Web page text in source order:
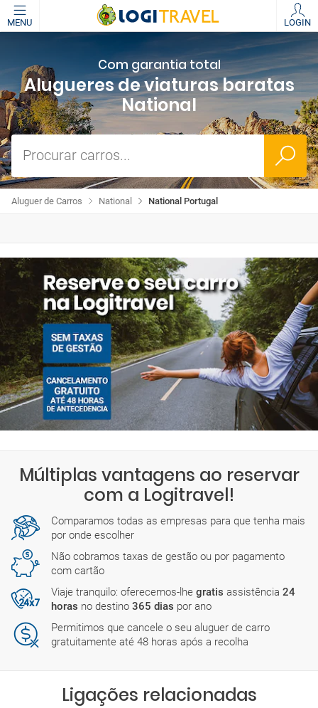
MENU LOGIN
Com garantia total
Alugueres de viaturas baratas
National
Procurar carros...
National Portugal
National
Aluguer de Carros
Múltiplas vantagens ao reservar
com a Logitravel!
Comparamos todas as empresas para que tenha mais
por onde escolher
Não cobramos taxas de gestão ou por pagamento
com cartão
Viaje tranquilo: oferecemos-lhe gratis assistência 24
horas no destino 365 dias por ano
Permitimos que cancele o seu aluguer de carro
gratuitamente até 48 horas após a recolha
Ligações relacionadas